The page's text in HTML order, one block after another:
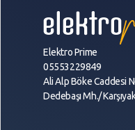
Elektro Prime
05553229849
Ali Alp Böke Caddesi
Dedebaşı Mh./